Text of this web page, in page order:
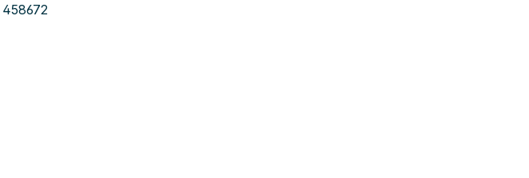
458672